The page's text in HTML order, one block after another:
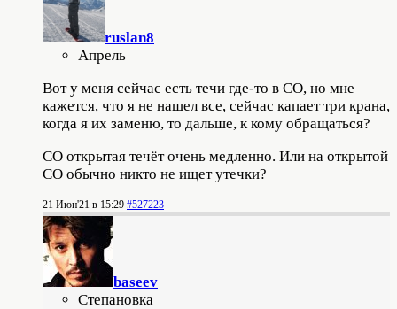
ruslan8
Апрель
Вот у меня сейчас есть течи где-то в СО, но мне
кажется, что я не нашел все, сейчас капает три крана,
когда я их заменю, то дальше, к кому обращаться?
СО открытая течёт очень медленно. Или на открытой
СО обычно никто не ищет утечки?
21 Июн'21 в 15:29 #527223
baseev
Степановка